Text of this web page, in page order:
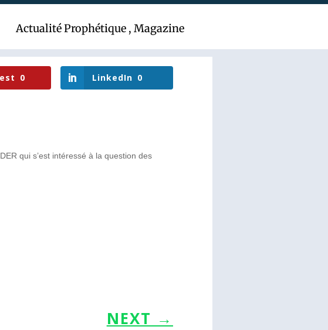
Actualité Prophétique ,Magazine
0 LinkedIn 0
qui s’est intéressé à la question des
NEXT →